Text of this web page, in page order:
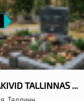
HAUAKIVID TALLINNAS ANUBIS EESTI OÜ